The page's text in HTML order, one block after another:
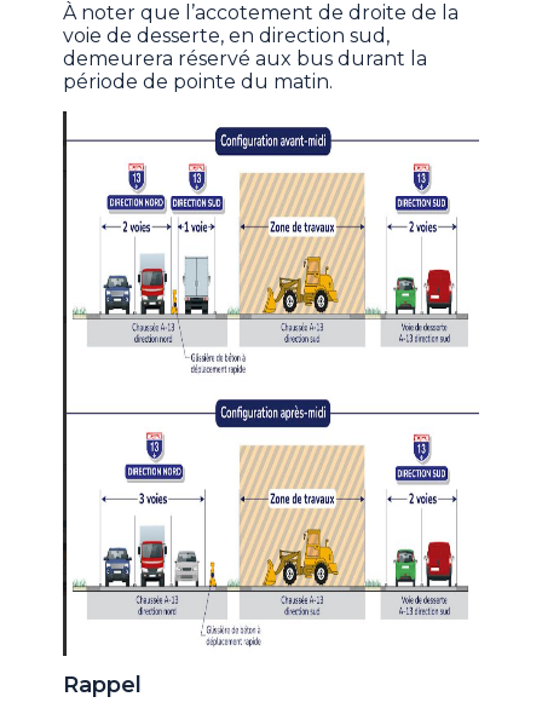
À noter que l’accotement de droite de la
voie de desserte, en direction sud,
demeurera réservé aux bus durant la
période de pointe du matin.
Rappel